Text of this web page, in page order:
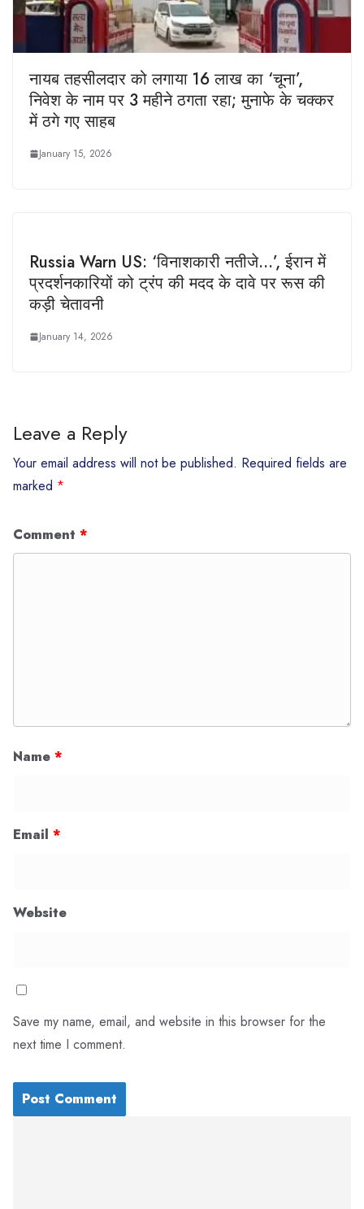
नायब तहसीलदार को लगाया 16 लाख का ‘चूना’,
निवेश के नाम पर 3 महीने ठगता रहा; मुनाफे के चक्कर
में ठगे गए साहब
January 15, 2026
Russia Warn US: ‘विनाशकारी नतीजे…’, ईरान में
प्रदर्शनकारियों को ट्रंप की मदद के दावे पर रूस की
कड़ी चेतावनी
January 14, 2026
Leave a Reply
Your email address will not be published. Required fields are
marked *
Comment *
Name *
Email *
Website
Save my name, email, and website in this browser for the
next time I comment.